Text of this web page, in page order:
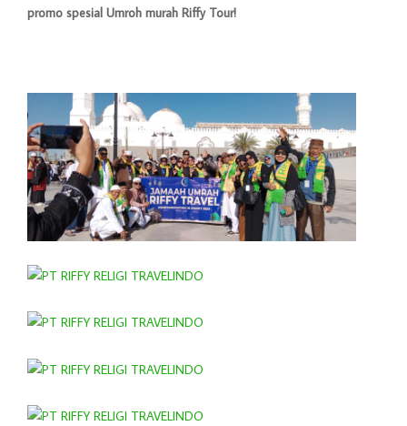
promo spesial Umroh murah Riffy Tour!